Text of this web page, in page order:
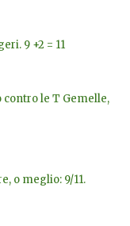
9 +2 = 11
contro le T Gemelle,
o meglio: 9/11.